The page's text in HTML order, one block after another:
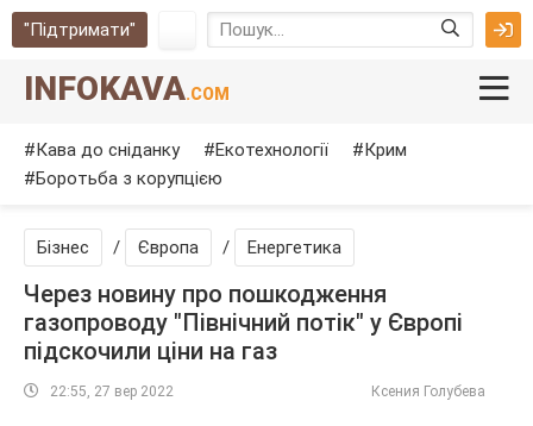
"Підтримати"
INFOKAVA.COM
Кава до сніданку Екотехнології
Крим
Боротьба з корупцією
Бізнес / Європа / Енергетика
Через новину про пошкодження
газопроводу "Північний потік" у Європі
підскочили ціни на газ
22:55, 27 вер 2022 Ксения Голубева